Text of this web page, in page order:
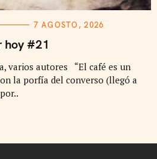
7 AGOSTO, 2026
hoy #21
varios autores “El café es un
la porfía del converso (llegó a